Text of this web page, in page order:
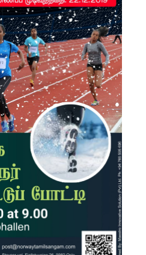
பட்மின்டன்போட்டிகளை
பட்மின்டன் கழகம்
போட்டிகளைக் கண்டுகளிக்க
27 januar...